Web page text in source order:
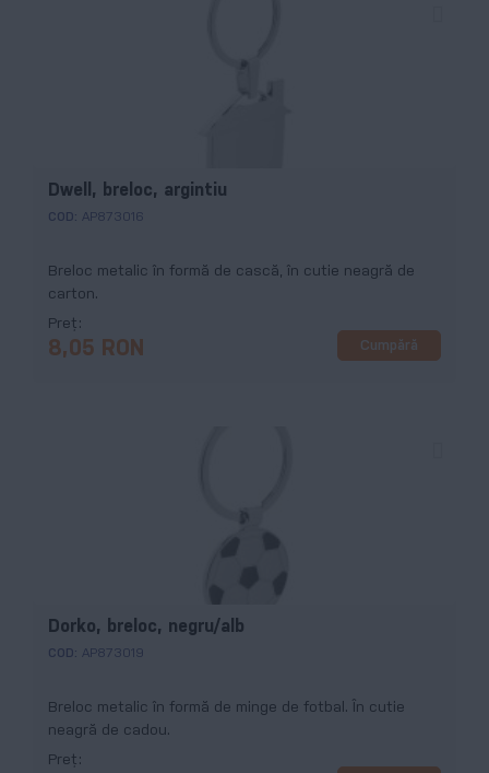
Dwell, breloc, argintiu
COD: AP873016
Breloc metalic în formă de cască, în cutie neagră de
carton.
Preț
8,05 RON Cumpără
Dorko, breloc, negru/alb
COD: AP873019
Breloc metalic în formă de minge de fotbal. În cutie
neagră de cadou.
Preț